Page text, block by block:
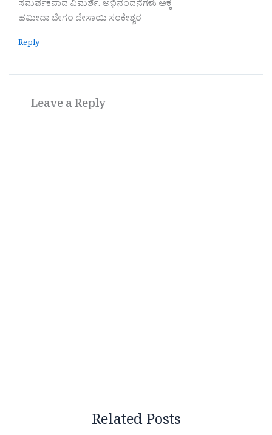
ಸಮರ್ಪಕವಾದ ವಿಮರ್ಶೆ. ಅಭಿನಂದನೆಗಳು ಅಕ್ಕ
ಹಮೀದಾ ಬೇಗಂ ದೇಸಾಯಿ ಸಂಕೇಶ್ವರ
Reply
Leave a Reply
Related Posts